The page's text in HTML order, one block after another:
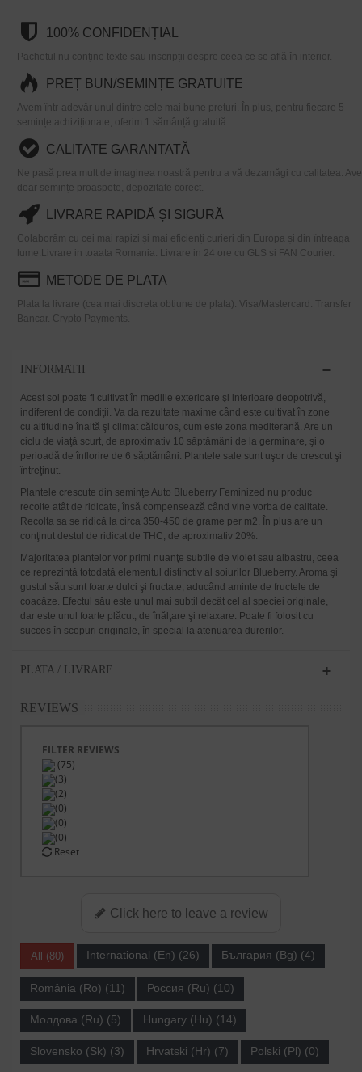
100% CONFIDENȚIAL
Pachetul nu conține texte sau inscripții despre ceea ce se află în interior.
PREȚ BUN/SEMINȚE GRATUITE
Avem într-adevăr unul dintre cele mai bune prețuri. În plus, pentru fiecare 5
semințe achiziționate, oferim 1 sămânță gratuită.
CALITATE GARANTATĂ
Ne pasă prea mult de imaginea noastră pentru a vă dezamăgi cu calitatea.
doar semințe proaspete, depozitate corect.
LIVRARE RAPIDĂ ȘI SIGURĂ
Colaborăm cu cei mai rapizi și mai eficienți curieri din Europa și din întreaga
lume.Livrare in toaata Romania. Livrare in 24 ore cu GLS si FAN Courier.
METODE DE PLATA
Plata la livrare (cea mai discreta obtiune de plata). Visa/Mastercard. Transfer
Bancar. Crypto Payments.
INFORMATII
Acest soi poate fi cultivat în mediile exterioare şi interioare deopotrivă,
indiferent de condiţii. Va da rezultate maxime când este cultivat în zone
cu altitudine înaltă şi climat călduros, cum este zona mediterană. Are un
ciclu de viaţă scurt, de aproximativ 10 săptămâni de la germinare, şi o
perioadă de înflorire de 6 săptămâni. Plantele sale sunt uşor de crescut şi
întreţinut.
Plantele crescute din seminţe Auto Blueberry Feminized nu produc
recolte atât de ridicate, însă compensează când vine vorba de calitate.
Recolta sa se ridică la circa 350-450 de grame per m2. În plus are un
conţinut destul de ridicat de THC, de aproximativ 20%.
Majoritatea plantelor vor primi nuanţe subtile de violet sau albastru, ceea
ce reprezintă totodată elementul distinctiv al soiurilor Blueberry. Aroma şi
gustul său sunt foarte dulci şi fructate, aducând aminte de fructele de
coacăze. Efectul său este unul mai subtil decât cel al speciei originale,
dar este unul foarte plăcut, de înălţare şi relaxare. Poate fi folosit cu
succes în scopuri originale, în special la atenuarea durerilor.
PLATA / LIVRARE
REVIEWS
FILTER REVIEWS
(75)
(3)
(2)
(0)
(0)
(0)
Reset
Click here to leave a review
All (80) International (En) (26) България (Bg) (4)
România (Ro) (11) Россия (Ru) (10)
Молдова (Ru) (5) Hungary (Hu) (14)
Slovensko (Sk) (3) Hrvatski (Hr) (7) Polski (Pl) (0)